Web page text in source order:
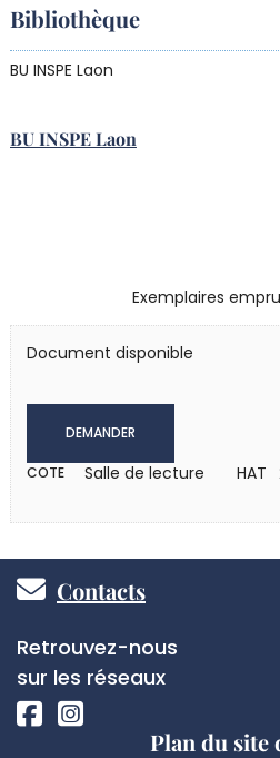
Bibliothèque
BU INSPE Laon
BU INSPE Laon
Exemplaires
Document disponible
DEMANDER
COTE Salle de lecture HAT
Pied
de
page
Contacts
Réseaux
sociaux
Retrouvez-nous
sur les réseaux
Plan du site